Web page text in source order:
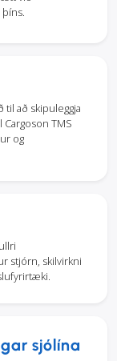
að skipuleggja
TMS
og
stjórn, skilvirkni
sjólína